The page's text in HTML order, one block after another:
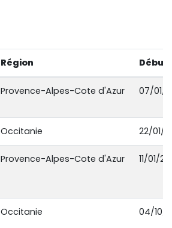
Région Début
Provence-Alpes-Cote d'Azur 07/01/
Occitanie 22/01/
Provence-Alpes-Cote d'Azur 11/01/
Occitanie 04/10/